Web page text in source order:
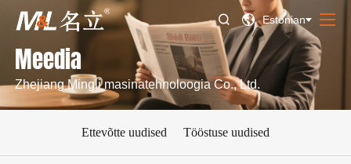
  Estonian
Meedia
Zhejiang Mingli masinatehnoloogia Co., Ltd.
Ettevõtte uudised Tööstuse uudised